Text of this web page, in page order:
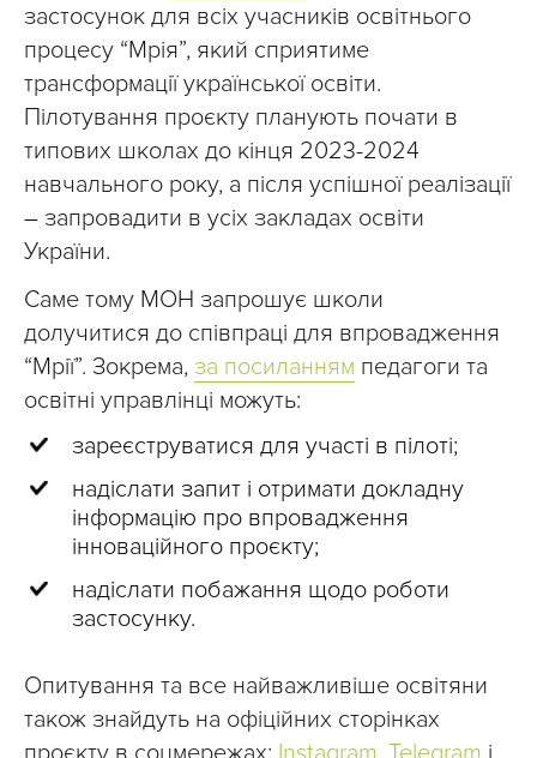
застосунок для всіх учасників освітнього
процесу “Мрія”, який сприятиме
трансформації української освіти.
Пілотування проєкту планують почати в
типових школах до кінця 2023-2024
навчального року, а після успішної реалізації
– запровадити в усіх закладах освіти
України.
Саме тому МОН запрошує школи
долучитися до співпраці для впровадження
“Мрії”. Зокрема, за посиланням педагоги та
освітні управлінці можуть:
зареєструватися для участі в пілоті;
надіслати запит і отримати докладну
інформацію про впровадження
інноваційного проєкту;
надіслати побажання щодо роботи
застосунку.
Опитування та все найважливіше освітяни
також знайдуть на офіційних сторінках